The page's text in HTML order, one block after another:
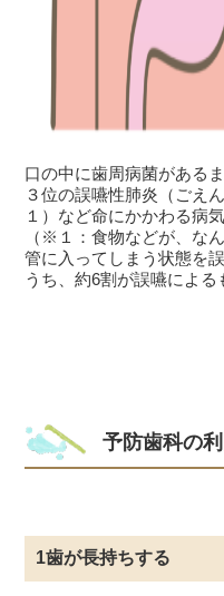
口の中に歯周病菌がある
３位の誤嚥性肺炎（ごえ
１）など命にかかわる病
（※１：食物などが、な
管に入ってしまう状態を
うち、約6割が誤嚥による
予防歯科の
1歯が長持ちする